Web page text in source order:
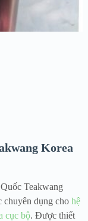
Korea
Teakwang
chuyên dụng cho hệ
cục bộ. Được thiết